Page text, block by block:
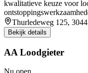
kwalitatieve keuze voor
Thurledeweg 125,
Bekijk details
AA Loodgieter